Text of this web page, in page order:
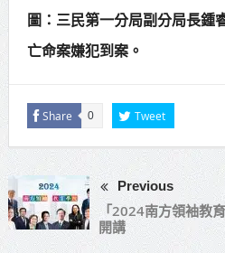
圖：三民第一分局副分局長鍾
亡命案嫌犯到案。
Share 0 Tweet
Previous
「2024南方領袖教
開講